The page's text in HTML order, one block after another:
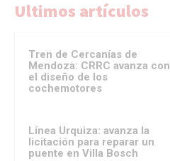
Ultimos artículos
Tren de Cercanías de
Mendoza: CRRC avanza con
el diseño de los
cochemotores
Línea Urquiza: avanza la
licitación para reparar un
puente en Villa Bosch